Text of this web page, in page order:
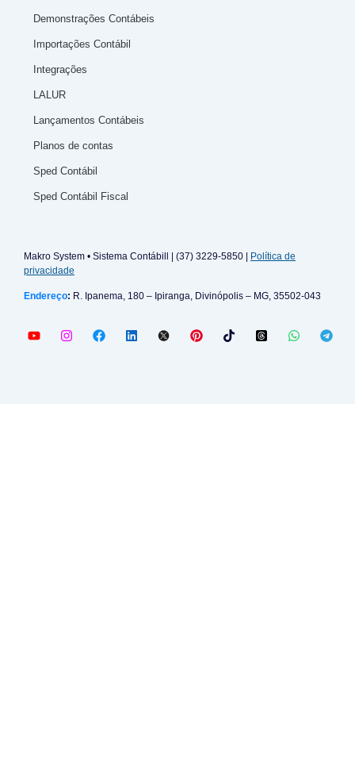
Demonstrações Contábeis
Importações Contábil
Integrações
LALUR
Lançamentos Contábeis
Planos de contas
Sped Contábil
Sped Contábil Fiscal
Makro System • Sistema Contábill | (37) 3229-5850 | Política de
privacidade
Endereço: R. Ipanema, 180 – Ipiranga, Divinópolis – MG, 35502-043